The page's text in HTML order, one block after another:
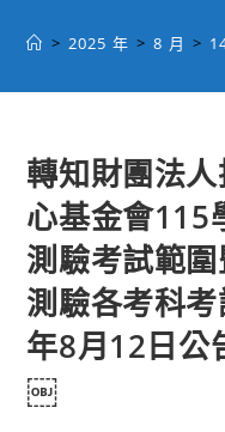
> 2025 年 > 8 月 >
轉知財團法
心基金會115
測驗考試範
測驗各考科
年8月12日
￼